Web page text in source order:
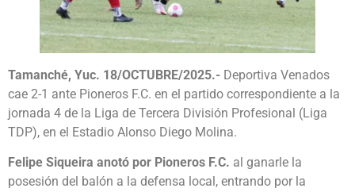
Tamanché, Yuc. 18/OCTUBRE/2025.- Deportiva Venados
cae 2-1 ante Pioneros F.C. en el partido correspondiente a la
jornada 4 de la Liga de Tercera División Profesional (Liga
TDP), en el Estadio Alonso Diego Molina.
Felipe Siqueira anotó por Pioneros F.C. al ganarle la
posesión del balón a la defensa local, entrando por la